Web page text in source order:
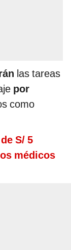
las tareas
por
como
S/ 5
médicos